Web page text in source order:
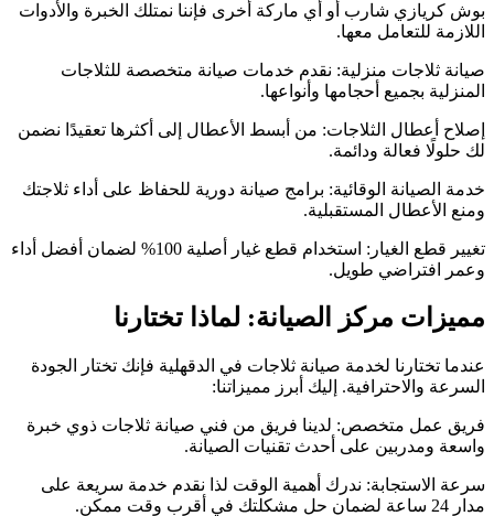
بوش كريازي شارب أو أي ماركة أخرى فإننا نمتلك الخبرة والأدوات
اللازمة للتعامل معها.
صيانة ثلاجات منزلية: نقدم خدمات صيانة متخصصة للثلاجات
المنزلية بجميع أحجامها وأنواعها.
إصلاح أعطال الثلاجات: من أبسط الأعطال إلى أكثرها تعقيدًا نضمن
لك حلولًا فعالة ودائمة.
خدمة الصيانة الوقائية: برامج صيانة دورية للحفاظ على أداء ثلاجتك
ومنع الأعطال المستقبلية.
تغيير قطع الغيار: استخدام قطع غيار أصلية 100% لضمان أفضل أداء
وعمر افتراضي طويل.
مميزات مركز الصيانة: لماذا تختارنا
عندما تختارنا لخدمة صيانة ثلاجات في الدقهلية فإنك تختار الجودة
السرعة والاحترافية. إليك أبرز مميزاتنا:
فريق عمل متخصص: لدينا فريق من فني صيانة ثلاجات ذوي خبرة
واسعة ومدربين على أحدث تقنيات الصيانة.
سرعة الاستجابة: ندرك أهمية الوقت لذا نقدم خدمة سريعة على
مدار 24 ساعة لضمان حل مشكلتك في أقرب وقت ممكن.